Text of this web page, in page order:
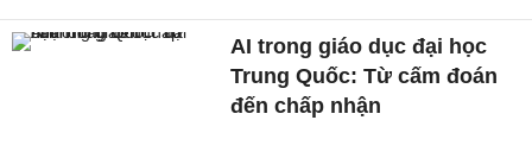
AI trong giáo dục đại học
Trung Quốc: Từ cấm đoán
đến chấp nhận